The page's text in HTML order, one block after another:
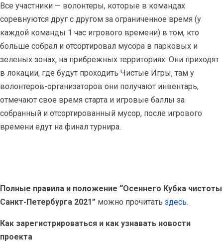
Все участники — волонтеры, которые в командах
соревнуются друг с другом за ограниченное время (у
каждой команды 1 час игрового времени) в том, кто
больше собрал и отсортировал мусора в парковых и
зеленых зонах, на прибрежных территориях. Они приходят
в локации, где будут проходить Чистые Игры, там у
волонтеров-организаторов они получают инвентарь,
отмечают свое время старта и игровые баллы за
собранный и отсортированный мусор, после игрового
времени едут на финал турнира.
Полные правила и положение “Осеннего Кубка чистоты
Санкт-Петербурга 2021” можно прочитать здесь.
Как зарегистрироваться и как узнавать новости
проекта